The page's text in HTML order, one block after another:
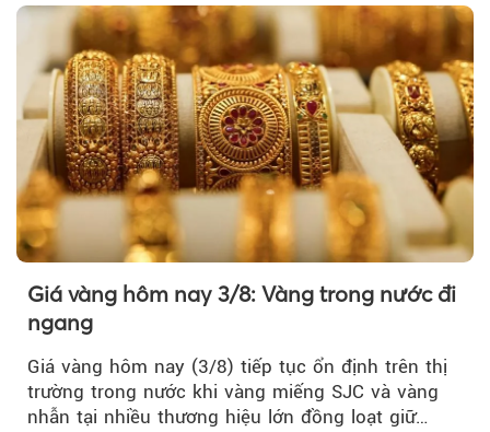
Giá vàng hôm nay 3/8: Vàng trong nước đi
ngang
Giá vàng hôm nay (3/8) tiếp tục ổn định trên thị
trường trong nước khi vàng miếng SJC và vàng
nhẫn tại nhiều thương hiệu lớn đồng loạt giữ